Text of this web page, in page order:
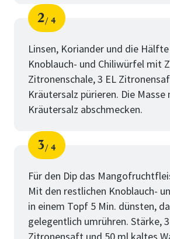
Schritt
2
von
4
Linsen, Koriander und die
Knoblauch- und Chiliwürfel mit
Zitronenschale, 3 EL
Kräutersalz pürieren. Die Masse
Kräutersalz abschmecken.
Schritt
3
von
4
Für den Dip das
Mit den restlichen Knoblauch-
in einem Topf 5 Min. dünsten,
gelegentlich umrühren. Stärke,